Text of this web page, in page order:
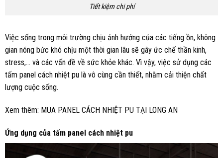
Tiết kiệm chi phí
Việc sống trong môi trường chịu ảnh hưởng của các tiếng ồn, không
gian nóng bức khó chịu một thời gian lâu sẽ gây ức chế thần kinh,
stress,… và các vấn đề về sức khỏe khác. Vì vậy, việc sử dụng các
tấm panel cách nhiệt pu là vô cùng cần thiết, nhằm cải thiện chất
lượng cuộc sống.
Xem thêm: MUA PANEL CÁCH NHIỆT PU TẠI LONG AN
Ứng dụng của tấm panel cách nhiệt pu